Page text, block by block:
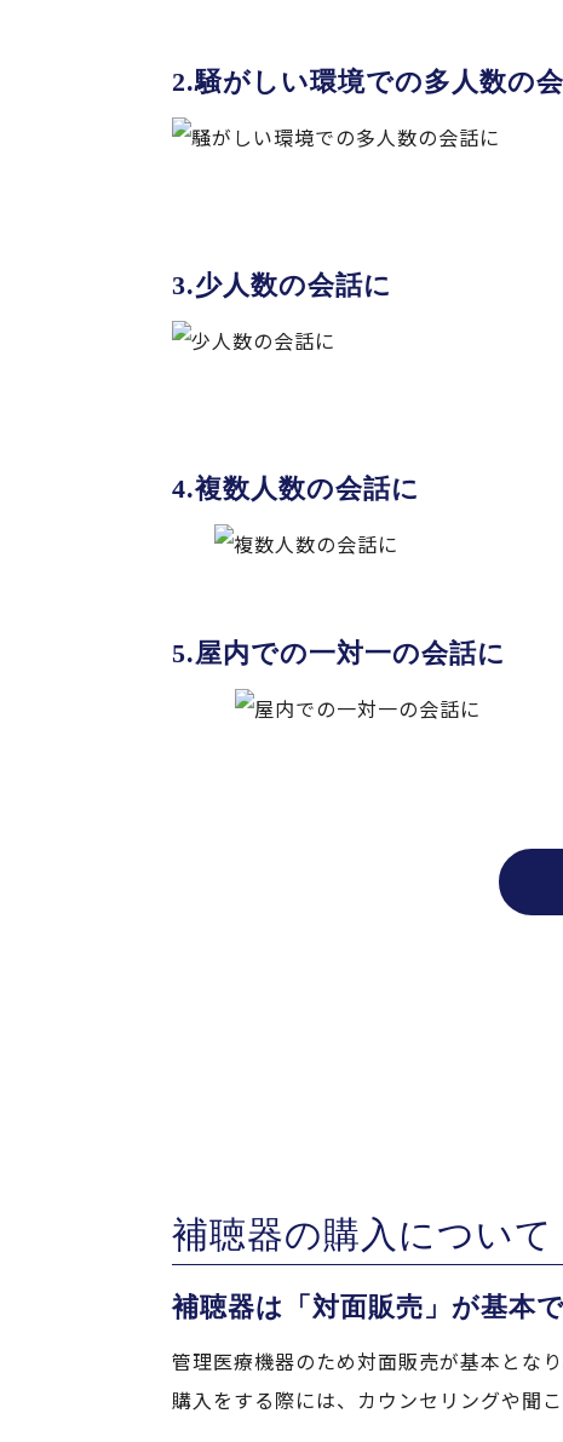
騒がしい環境での多人数の
少人数の会話に
複数人数の会話に
屋内での一対一の会話に
補聴器の購入について
補聴器は「対面販売」が基本
管理医療機器のため対面販売が基本とな
購入をする際には、カウンセリングや聞